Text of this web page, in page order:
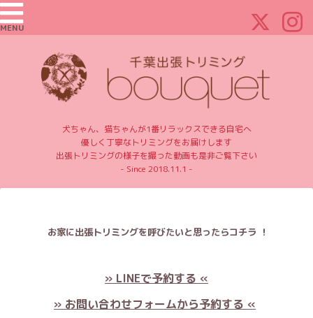
MENU
犬ちゃん、猫ちゃんが1番リラックスできる自宅へ
優しく丁寧なトリミングをお届けします
出張トリミングの様子を撮った動画も是非ご覧下さい
- Since 2018.11.1 -
お家に出張トリミングを呼びたいと思ったらコチラ ！
» LINEで予約する «
» お問い合わせフォームから予約する «